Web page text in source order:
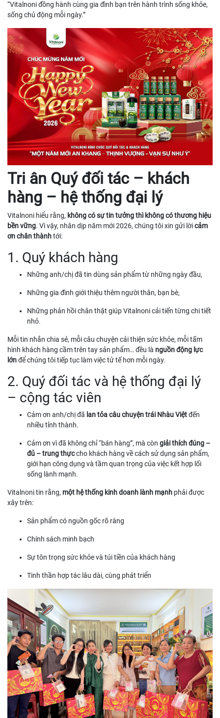
“Vitalnoni đồng hành cùng gia đình bạn trên hành trình sống khỏe,
sống chủ động mỗi ngày.”
Tri ân Quý đối tác – khách
hàng – hệ thống đại lý
Vitalnoni hiểu rằng, không có sự tin tưởng thì không có thương hiệu
bền vững. Vì vậy, nhân dịp năm mới 2026, chúng tôi xin gửi lờicảm
ơn chân thànhtới:
1. Quý khách hàng
Những anh/chị đã tin dùng sản phẩm từ những ngày đầu,
Những gia đình giới thiệu thêm người thân, bạn bè,
Những phản hồi chân thật giúp Vitalnoni cải tiến từng chi tiết
nhỏ.
Mỗi tin nhắn chia sẻ, mỗi câu chuyện cải thiện sức khỏe, mỗi tấm
hình khách hàng cầm trên tay sản phẩm… đều là nguồn động lực
lớnđể chúng tôi tiếp tục làm việc tử tế hơn mỗi ngày.
2. Quý đối tác và hệ thống đại lý
– cộng tác viên
Cảm ơn anh/chị đã lan tỏa câu chuyện trái Nhàu Việtđến
nhiều tỉnh thành.
Cảm ơn vì đã không chỉ “bán hàng”, mà còn giải thích đúng –
đủ – trung thựccho khách hàng về cách sử dụng sản phẩm,
giới hạn công dụng và tầm quan trọng của việc kết hợp lối
sống lành mạnh.
Vitalnoni tin rằng, một hệ thống kinh doanh lành mạnh phải được
xây trên:
Sản phẩm có nguồn gốc rõ ràng
Chính sách minh bạch
Sự tôn trọng sức khỏe và túi tiền của khách hàng
Tinh thần hợp tác lâu dài, cùng phát triển